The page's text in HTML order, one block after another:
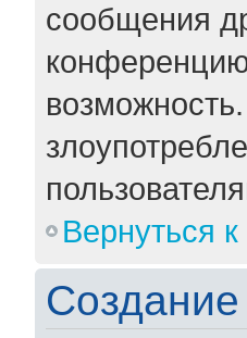
сообщения
Вернуться